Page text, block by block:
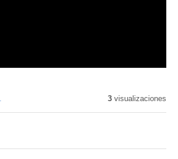
3visualizaciones